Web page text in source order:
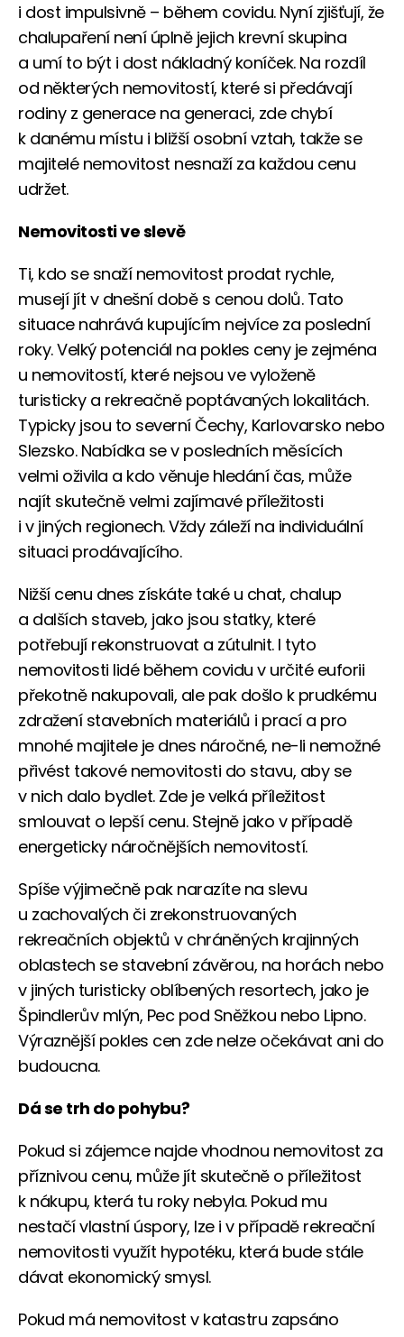
i dost impulsivně – během covidu. Nyní zjišťují, že
chalupaření není úplně jejich krevní skupina
a umí to být i dost nákladný koníček. Na rozdíl
od některých nemovitostí, které si předávají
rodiny z generace na generaci, zde chybí
k danému místu i bližší osobní vztah, takže se
majitelé nemovitost nesnaží za každou cenu
udržet.
Nemovitosti ve slevě
Ti, kdo se snaží nemovitost prodat rychle,
musejí jít v dnešní době s cenou dolů. Tato
situace nahrává kupujícím nejvíce za poslední
roky. Velký potenciál na pokles ceny je zejména
u nemovitostí, které nejsou ve vyloženě
turisticky a rekreačně poptávaných lokalitách.
Typicky jsou to severní Čechy, Karlovarsko nebo
Slezsko. Nabídka se v posledních měsících
velmi oživila a kdo věnuje hledání čas, může
najít skutečně velmi zajímavé příležitosti
i v jiných regionech. Vždy záleží na individuální
situaci prodávajícího.
Nižší cenu dnes získáte také u chat, chalup
a dalších staveb, jako jsou statky, které
potřebují rekonstruovat a zútulnit. I tyto
nemovitosti lidé během covidu v určité euforii
překotně nakupovali, ale pak došlo k prudkému
zdražení stavebních materiálů i prací a pro
mnohé majitele je dnes náročné, ne-li nemožné
přivést takové nemovitosti do stavu, aby se
v nich dalo bydlet. Zde je velká příležitost
smlouvat o lepší cenu. Stejně jako v případě
energeticky náročnějších nemovitostí.
Spíše výjimečně pak narazíte na slevu
u zachovalých či zrekonstruovaných
rekreačních objektů v chráněných krajinných
oblastech se stavební závěrou, na horách nebo
v jiných turisticky oblíbených resortech, jako je
Špindlerův mlýn, Pec pod Sněžkou nebo Lipno.
Výraznější pokles cen zde nelze očekávat ani do
budoucna.
Dá se trh do pohybu?
Pokud si zájemce najde vhodnou nemovitost za
příznivou cenu, může jít skutečně o příležitost
k nákupu, která tu roky nebyla. Pokud mu
nestačí vlastní úspory, lze i v případě rekreační
nemovitosti využít hypotéku, která bude stále
dávat ekonomický smysl.
Pokud má nemovitost v katastru zapsáno